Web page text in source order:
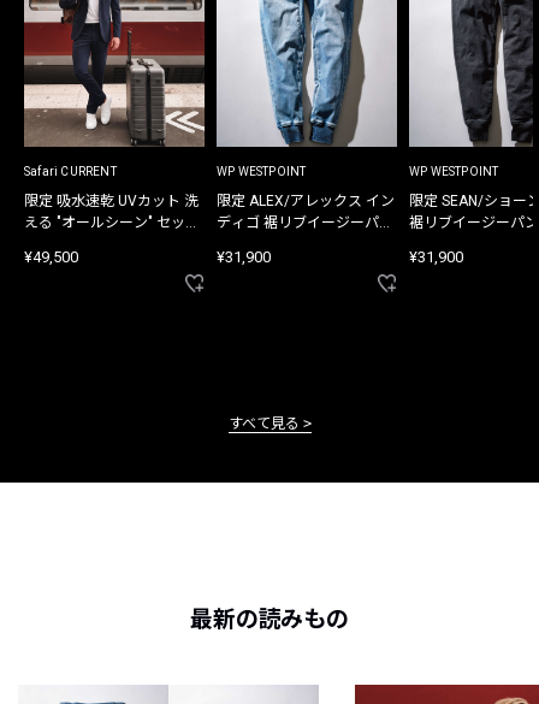
Safari CURRENT
限定 吸水速乾 UVカット 洗
える "オールシーン" セット
¥49,500
WP WESTPOINT
限定 ALEX/アレックス イン
ディゴ 裾リブイージーパン
¥31,900
WP WESTPOINT
限定 SEAN/ショー
裾リブイージーパ
¥31,900
すべて見る
最新の読みもの